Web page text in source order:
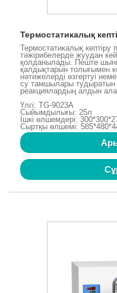
Термостатикалық
Термостатикалық кептіру
тәжірибелерде жуудан
қолданылады. Пеште
қалдықтарын толығымен
нәтижелерді өзгертуі
су тамшылары тудыратын
реакциялардың алдын
Үлгі: TG-9023A
Сыйымдылығы: 25л
Ішкі өлшемдері:
Сыртқы өлшемі: